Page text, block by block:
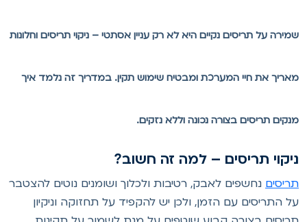
על תריסים נקיים היא לא רק עניין אסתטי – ניקוי תריסים וחלונות
את חיי המערכת ומבטיח שימוש תקין. במדריך זה נלמד איך
תריסים בצורה נכונה וללא נזקים.
תריסים – למה זה חשוב?
נחשפים לאבק, רטיבות ולכלוך ושומנים נוטים להצטבר
התריסים עם הזמן, ולכן יש להקפיד על תחזוקה וניקיון